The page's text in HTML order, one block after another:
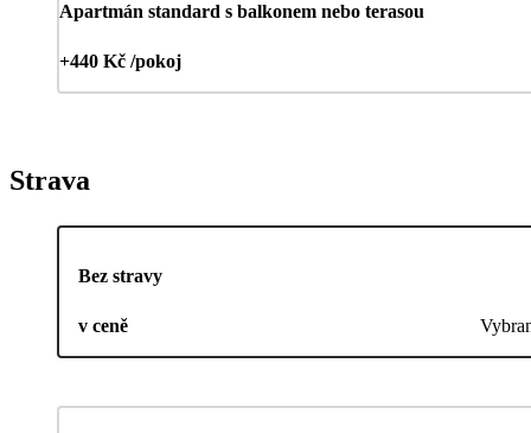
Apartmán standard s balkonem nebo terasou
+440 Kč /pokoj
Strava
Bez stravy
v ceně